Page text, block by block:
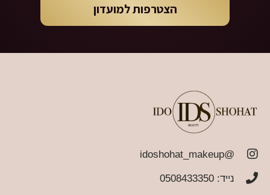
הצטרפות למועדון
@idoshohat_makeup
נייד: 0508433350